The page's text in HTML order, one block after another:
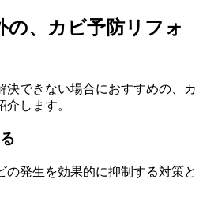
の、カビ予防リフォ
決できない場合におすすめの、カ
します。
の発生を効果的に抑制する対策と